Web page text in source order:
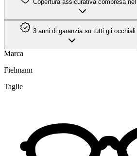
Copertura assicurativa compresa
3 anni di garanzia su tutti gli occhiali
Marca
Fielmann
Taglie